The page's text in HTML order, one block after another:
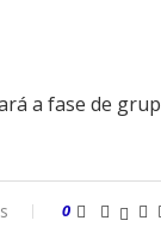
a fase de
0